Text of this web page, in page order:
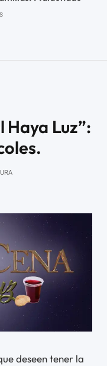
Haya Luz”:
deseen tener la